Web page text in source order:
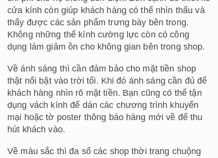
cửa kính còn giúp khách hàng có thể nhìn thấu và
thấy được các sản phẩm trưng bày bên trong.
Không những thế kính cường lực còn có công
dụng làm giảm ồn cho không gian bên trong shop.
Về ánh sáng thì cần đảm bảo cho mặt tiền shop
thật nổi bật vào trời tối. Khi đó ánh sáng cần đủ để
khách hàng nhìn rõ mặt tiền. Bạn cũng có thể tận
dụng vách kính để dán các chương trình khuyến
mại hoặc tờ poster thông báo hàng mới về để thu
hút khách vào.
Về màu sắc thì đa số các shop thời trang chuộng